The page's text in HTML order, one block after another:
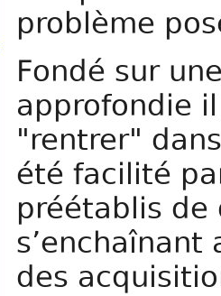
problème
Fondé sur
approfondie
"rentrer"
été facilité
préétablis
des